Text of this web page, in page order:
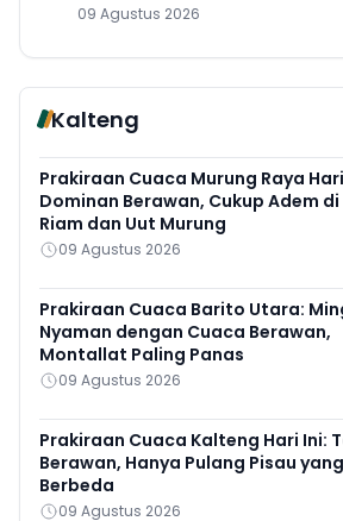
09 Agustus 2026
Kalteng
Prakiraan Cuaca Murung Raya
Dominan Berawan, Cukup Adem di
Riam dan Uut Murung
09 Agustus 2026
Prakiraan Cuaca Barito Utara:
Nyaman dengan Cuaca Berawan,
Montallat Paling Panas
09 Agustus 2026
Prakiraan Cuaca Kalteng Hari Ini:
Berawan, Hanya Pulang Pisau yang
Berbeda
09 Agustus 2026